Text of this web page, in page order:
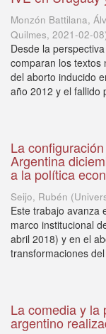
Monzón Battilana,
Quilmes, 2021-02-08
Desde la
comparan los textos
del aborto inducido
año 2012 y el fallido
La
Argentina
a la política
Seijo, Rubén (
Este trabajo avanza
marco institucional
abril 2018) y en el
transformaciones
La comedia y la
argentino